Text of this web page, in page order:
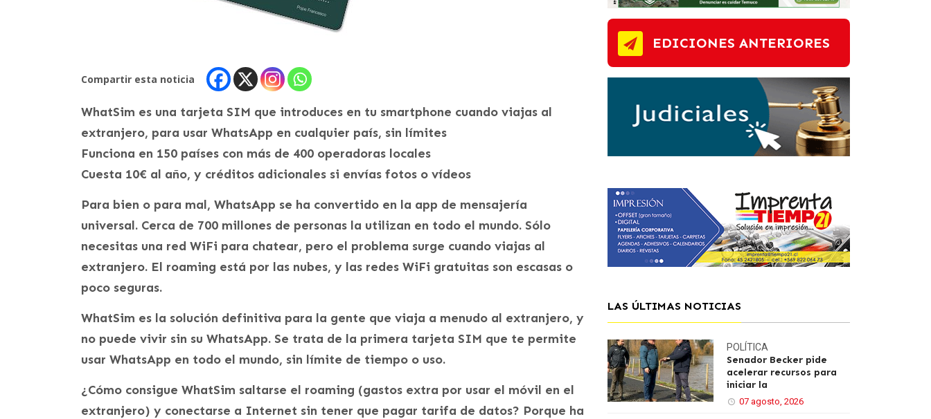
Compartir esta noticia
WhatSim es una tarjeta SIM que introduces en tu smartphone cuando viajas al
extranjero, para usar WhatsApp en cualquier país, sin límites
Funciona en 150 países con más de 400 operadoras locales
Cuesta 10€ al año, y créditos adicionales si envías fotos o vídeos
Para bien o para mal, WhatsApp se ha convertido en la app de mensajería
universal. Cerca de 700 millones de personas la utilizan en todo el mundo. Sólo
necesitas una red WiFi para chatear, pero el problema surge cuando viajas al
extranjero. El roaming está por las nubes, y las redes WiFi gratuitas son escasas o
poco seguras.
WhatSim es la solución definitiva para la gente que viaja a menudo al extranjero, y
no puede vivir sin su WhatsApp. Se trata de la primera tarjeta SIM que te permite
usar WhatsApp en todo el mundo, sin límite de tiempo o uso.
¿Cómo consigue WhatSim saltarse el roaming (gastos extra por usar el móvil en el
extranjero) y conectarse a Internet sin tener que pagar tarifa de datos? Porque ha
EDICIONES ANTERIORES
LAS ÚLTIMAS NOTICIAS
POLÍTICA
Senador Becker pide
acelerar recursos para
iniciar la
07 agosto, 2026